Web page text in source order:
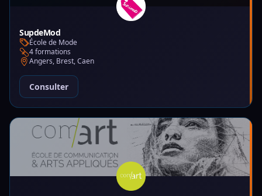
SupdeMod
École de Mode
4 formations
Angers, Brest, Caen
Consulter